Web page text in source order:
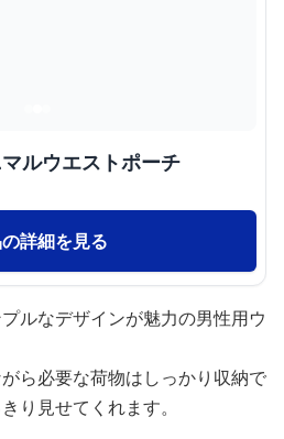
ルウエストポーチ
詳細を見る
ルなデザインが魅力の男性用ウ
ら必要な荷物はしっかり収納で
り見せてくれます。